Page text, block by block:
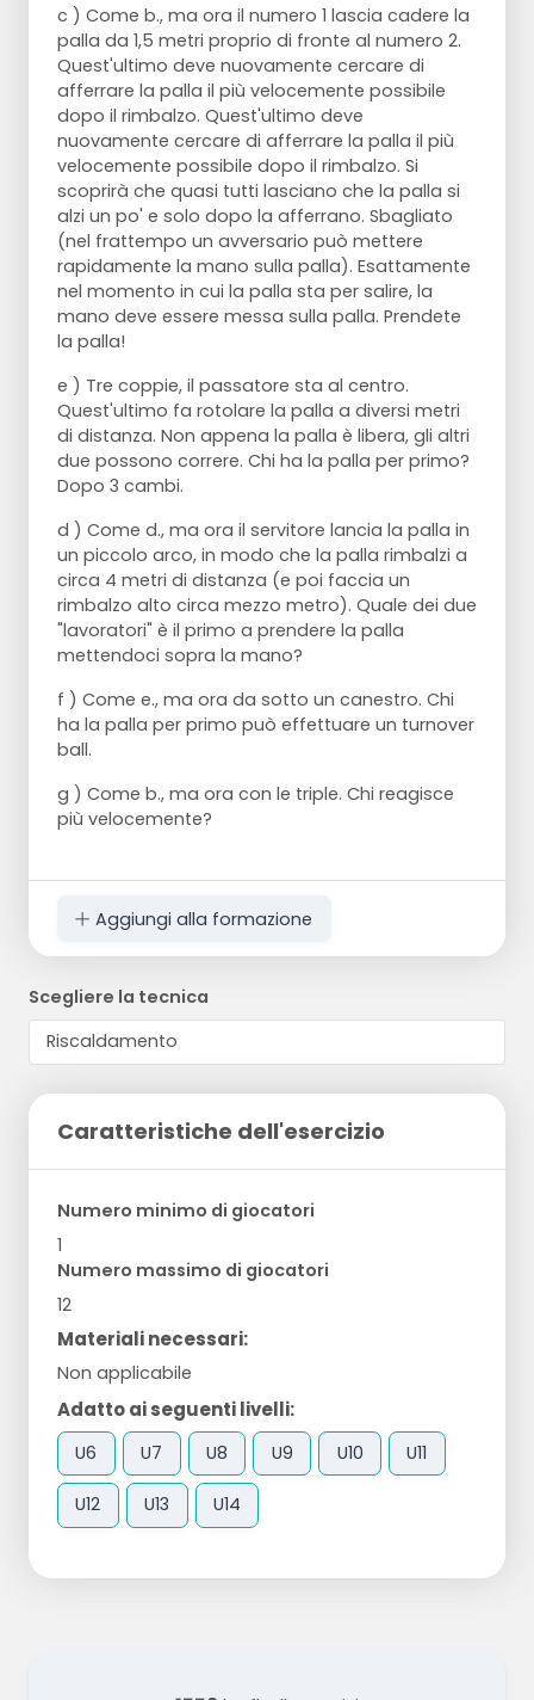
c ) Come b., ma ora il numero 1 lascia cadere la
palla da 1,5 metri proprio di fronte al numero 2.
Quest'ultimo deve nuovamente cercare di
afferrare la palla il più velocemente possibile
dopo il rimbalzo. Quest'ultimo deve
nuovamente cercare di afferrare la palla il più
velocemente possibile dopo il rimbalzo. Si
scoprirà che quasi tutti lasciano che la palla si
alzi un po' e solo dopo la afferrano. Sbagliato
(nel frattempo un avversario può mettere
rapidamente la mano sulla palla). Esattamente
nel momento in cui la palla sta per salire, la
mano deve essere messa sulla palla. Prendete
la palla!
e ) Tre coppie, il passatore sta al centro.
Quest'ultimo fa rotolare la palla a diversi metri
di distanza. Non appena la palla è libera, gli altri
due possono correre. Chi ha la palla per primo?
Dopo 3 cambi.
d ) Come d., ma ora il servitore lancia la palla in
un piccolo arco, in modo che la palla rimbalzi a
circa 4 metri di distanza (e poi faccia un
rimbalzo alto circa mezzo metro). Quale dei due
"lavoratori" è il primo a prendere la palla
mettendoci sopra la mano?
f ) Come e., ma ora da sotto un canestro. Chi
ha la palla per primo può effettuare un turnover
ball.
g ) Come b., ma ora con le triple. Chi reagisce
più velocemente?
Aggiungi alla formazione
Scegliere la tecnica
Caratteristiche dell'esercizio
Numero minimo di giocatori
1
Numero massimo di giocatori
12
Materiali necessari:
Non applicabile
Adatto ai seguenti livelli:
U6 U7 U8 U9 U10 U11
U12 U13 U14